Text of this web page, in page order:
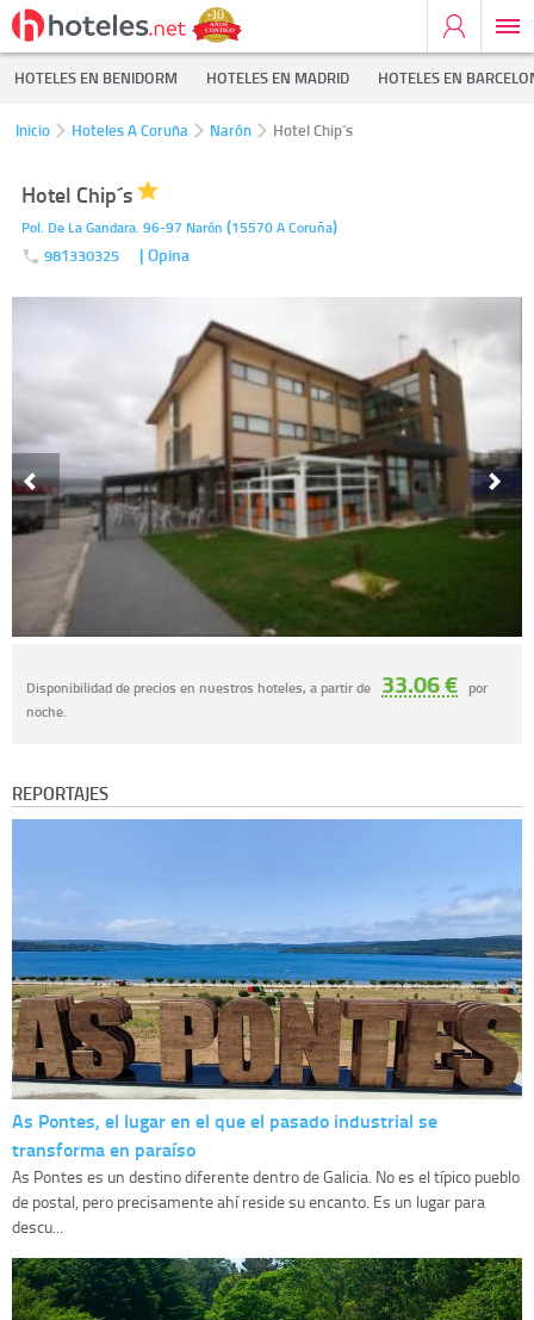
HOTELES EN BENIDORM HOTELES EN MADRID HOTELES EN
Inicio Hoteles A Coruña Narón Hotel Chip´s
Hotel Chip´s
Pol. De La Gandara. 96-97 Narón (15570A Coruña)
981330325 | Opina
Disponibilidad de precios en nuestros hoteles, a partir de 33.06 € por
noche.
REPORTAJES
As Pontes, el lugar en el que el pasado industrial se
transforma en paraíso
As Pontes es un destino diferente dentro de Galicia. No es el típico pueblo
de postal, pero precisamente ahí reside su encanto. Es un lugar para
descu...